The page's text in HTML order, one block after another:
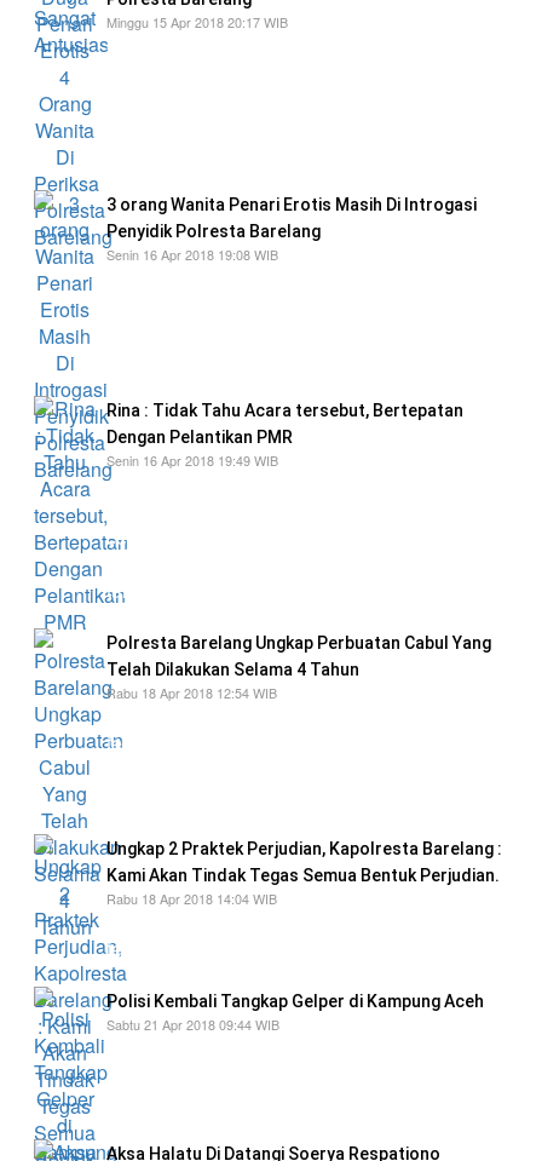
Minggu 15 Apr 2018 20:17 WIB
4 wanita tersebut, tiba di Mapolresta Barelang
3 orang Wanita Penari Erotis Masih Di Introgasi
Penyidik Polresta Barelang
Senin 16 Apr 2018 19:08 WIB
Rina : Tidak Tahu Acara tersebut, Bertepatan
Dengan Pelantikan PMR
Senin 16 Apr 2018 19:49 WIB
pihak dari club motor NVLF memberikan
celana panjang, akan tetapi mereka sengaja
tampil kelihatan lebih seksi.
Polresta Barelang Ungkap Perbuatan Cabul Yang
Telah Dilakukan Selama 4 Tahun
Rabu 18 Apr 2018 12:54 WIB
tersangka kepada korban selalu melontarkan
Ungkap 2 Praktek Perjudian, Kapolresta Barelang :
Kami Akan Tindak Tegas Semua Bentuk Perjudian.
Rabu 18 Apr 2018 14:04 WIB
tegas segala bentuk perjudian,"ungkap Hengky.
Polisi Kembali Tangkap Gelper di Kampung Aceh
Sabtu 21 Apr 2018 09:44 WIB
membuktikan komitmen aparat penegak hukum
Aksa Halatu Di Datangi Soerya Respationo